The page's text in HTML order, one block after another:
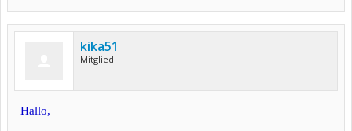
kika51
Mitglied
Hallo,